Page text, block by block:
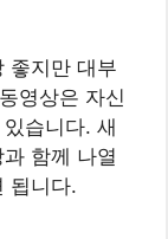
좋지만 대부
영상은 자신
습니다. 새
함께 나열
됩니다.